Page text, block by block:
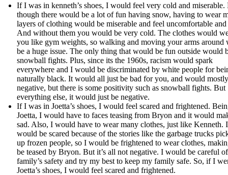
If I was in kenneth’s shoes, I would feel very cold and miserable.
though there would be a lot of fun having snow, having to wear
layers of clothing would be miserable and feel uncomfortable
And without them you would be very cold. The clothes would
you like gym weights, so walking and moving your arms around
be a huge issue. The only thing that would be fun outside would
snowball fights. Plus, since its the 1960s, racism would spark
everywhere and I would be discriminated by white people for
naturally black. It would all just be bad for you, and would
negative, but there is some positivity such as snowball fights. But
everything else, it would just be negative.
If I was in Joetta’s shoes, I would feel scared and frightened.
Joetta, I would have to faces teasing from Bryon and it would
sad. Also, I would have to wear many clothes, just like Kenneth. I
would be scared because of the stories like the garbage trucks
up frozen people, so I would be frightened to wear clothes,
be teased by Bryon. But it’s all not negative. I would be careful
family’s safety and try my best to keep my family safe. So, if I
Joetta’s shoes, I would feel scared and frightened.